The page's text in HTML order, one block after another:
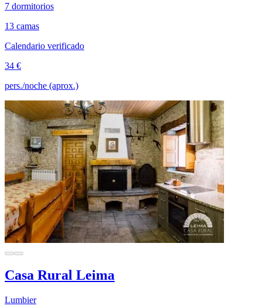
7 dormitorios
13 camas
Calendario verificado
34 €
pers./noche (aprox.)
Casa Rural Leima
Lumbier